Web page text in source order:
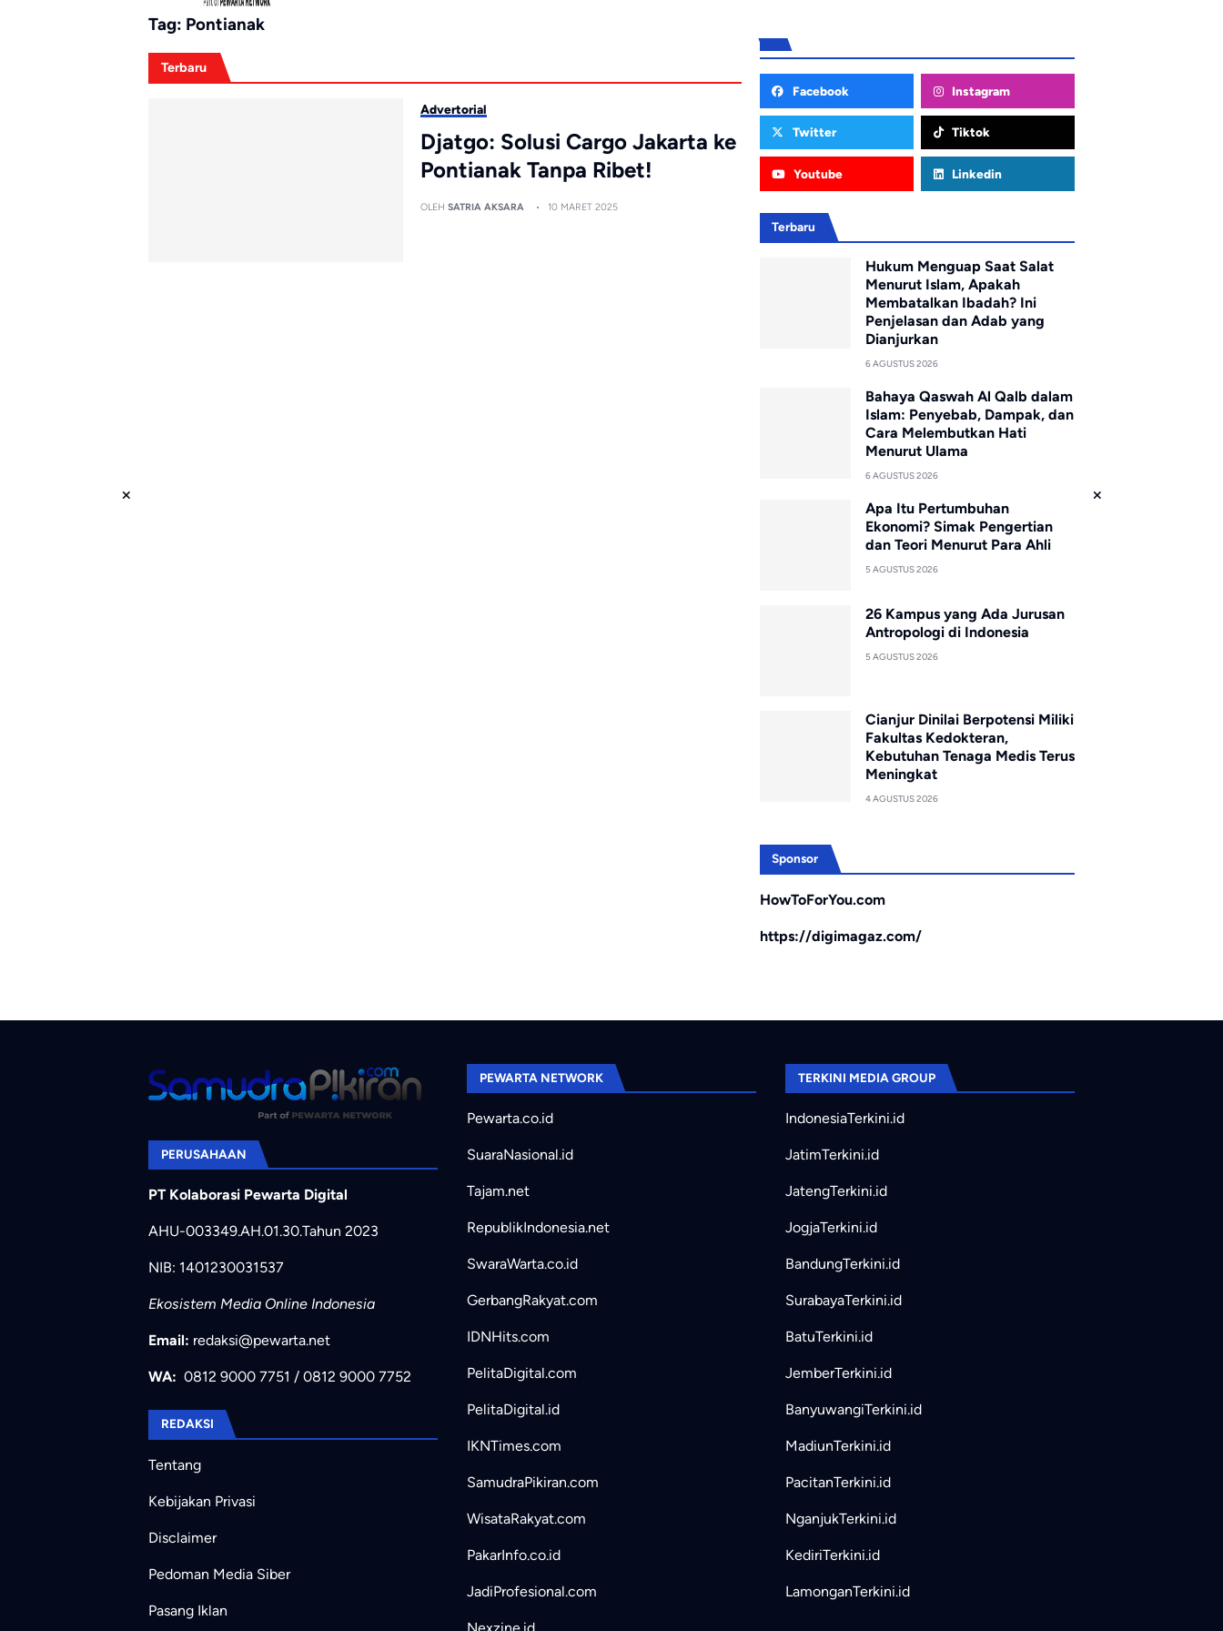
Tag: Pontianak
Terbaru
Advertorial
Djatgo: Solusi Cargo Jakarta ke
Pontianak Tanpa Ribet!
OLEHSATRIA AKSARA 10 MARET 2025
Facebook Instagram
Twitter Tiktok
Youtube Linkedin
Terbaru
Hukum Menguap Saat Salat
Menurut Islam, Apakah
Membatalkan Ibadah? Ini
Penjelasan dan Adab yang
Dianjurkan
6 AGUSTUS 2026
Bahaya Qaswah Al Qalb dalam
Islam: Penyebab, Dampak, dan
Cara Melembutkan Hati
Menurut Ulama
6 AGUSTUS 2026
Apa Itu Pertumbuhan
Ekonomi? Simak Pengertian
dan Teori Menurut Para Ahli
5 AGUSTUS 2026
26 Kampus yang Ada Jurusan
Antropologi di Indonesia
5 AGUSTUS 2026
Cianjur Dinilai Berpotensi Miliki
Fakultas Kedokteran,
Kebutuhan Tenaga Medis Terus
Meningkat
4 AGUSTUS 2026
Sponsor
HowToForYou.com
https://digimagaz.com/
PERUSAHAAN
PT Kolaborasi Pewarta Digital
AHU-003349.AH.01.30.Tahun 2023
NIB: 1401230031537
Ekosistem Media Online Indonesia
Email: redaksi@pewarta.net
WA: 0812 9000 7751 / 0812 9000 7752
REDAKSI
Tentang
Kebijakan Privasi
Disclaimer
Pedoman Media Siber
Pasang Iklan
PEWARTA NETWORK
Pewarta.co.id
SuaraNasional.id
Tajam.net
RepublikIndonesia.net
SwaraWarta.co.id
GerbangRakyat.com
IDNHits.com
PelitaDigital.com
PelitaDigital.id
IKNTimes.com
SamudraPikiran.com
WisataRakyat.com
PakarInfo.co.id
JadiProfesional.com
TERKINI MEDIA GROUP
IndonesiaTerkini.id
JatimTerkini.id
JatengTerkini.id
JogjaTerkini.id
BandungTerkini.id
SurabayaTerkini.id
BatuTerkini.id
JemberTerkini.id
BanyuwangiTerkini.id
MadiunTerkini.id
PacitanTerkini.id
NganjukTerkini.id
KediriTerkini.id
LamonganTerkini.id